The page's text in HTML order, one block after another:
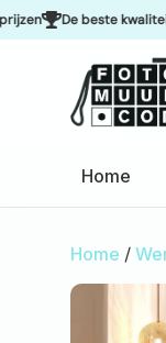
De beste kwaliteit
Home
Home /